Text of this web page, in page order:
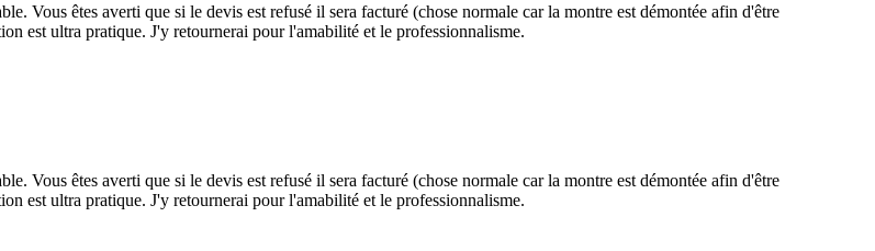
Vous êtes averti que si le devis est refusé il sera facturé (chose normale car la montre est démontée afin d'être
est ultra pratique. J'y retournerai pour l'amabilité et le professionnalisme.
Vous êtes averti que si le devis est refusé il sera facturé (chose normale car la montre est démontée afin d'être
est ultra pratique. J'y retournerai pour l'amabilité et le professionnalisme.